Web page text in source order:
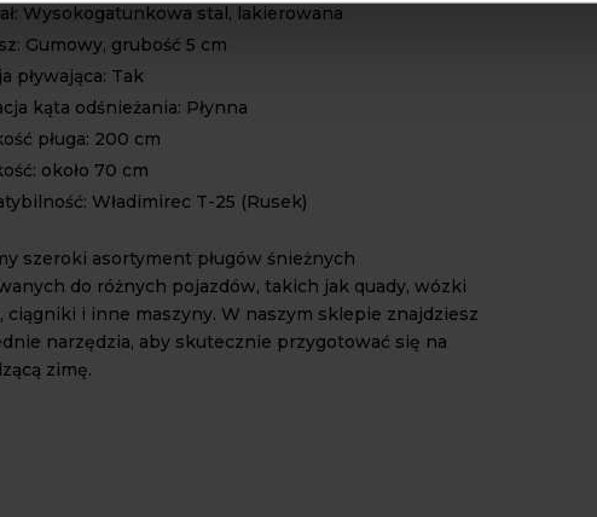
Wysokogatunkowa stal, lakierowana
Gumowy, grubość 5 cm
pływająca: Tak
kąta odśnieżania: Płynna
pługa: 200 cm
około 70 cm
Władimirec T-25 (Rusek)
szeroki asortyment pługów śnieżnych
do różnych pojazdów, takich jak quady, wózki
ciągniki i inne maszyny. W naszym sklepie znajdziesz
narzędzia, aby skutecznie przygotować się na
zimę.